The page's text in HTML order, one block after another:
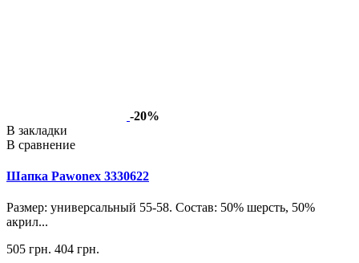
-20%
В закладки
В сравнение
Шапка Pawonex 3330622
Размер: универсальный 55-58. Состав: 50% шерсть, 50%
акрил...
505 грн. 404 грн.